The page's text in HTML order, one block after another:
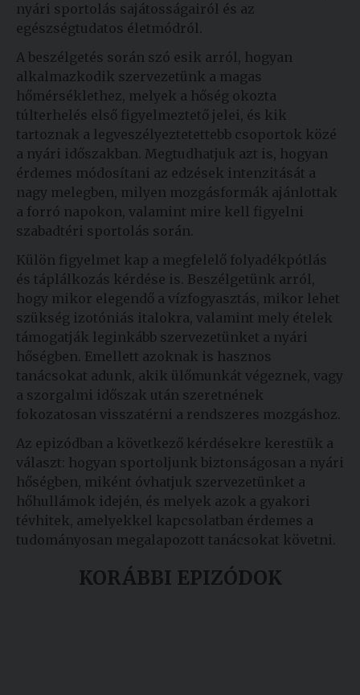
nyári sportolás sajátosságairól és az
egészségtudatos életmódról.
A beszélgetés során szó esik arról, hogyan
alkalmazkodik szervezetünk a magas
hőmérséklethez, melyek a hőség okozta
túlterhelés első figyelmeztető jelei, és kik
tartoznak a legveszélyeztetettebb csoportok közé
a nyári időszakban. Megtudhatjuk azt is, hogyan
érdemes módosítani az edzések intenzitását a
nagy melegben, milyen mozgásformák ajánlottak
a forró napokon, valamint mire kell figyelni
szabadtéri sportolás során.
Külön figyelmet kap a megfelelő folyadékpótlás
és táplálkozás kérdése is. Beszélgetünk arról,
hogy mikor elegendő a vízfogyasztás, mikor lehet
szükség izotóniás italokra, valamint mely ételek
támogatják leginkább szervezetünket a nyári
hőségben. Emellett azoknak is hasznos
tanácsokat adunk, akik ülőmunkát végeznek, vagy
a szorgalmi időszak után szeretnének
fokozatosan visszatérni a rendszeres mozgáshoz.
Az epizódban a következő kérdésekre kerestük a
választ: hogyan sportoljunk biztonságosan a nyári
hőségben, miként óvhatjuk szervezetünket a
hőhullámok idején, és melyek azok a gyakori
tévhitek, amelyekkel kapcsolatban érdemes a
tudományosan megalapozott tanácsokat követni.
KORÁBBI EPIZÓDOK